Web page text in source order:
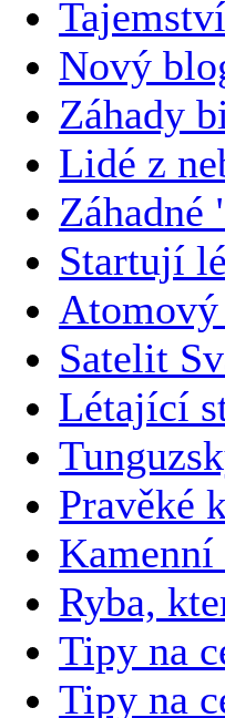
Nový
Záhady
Lidé z
Záhadné
Startují
Satelit
Létající
Pravěké
Kamenní
Ryba,
Tipy na
Tipy na